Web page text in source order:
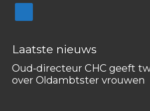
Laatste nieuws
Oud-directeur CHC geeft
over Oldambtster vrouwen